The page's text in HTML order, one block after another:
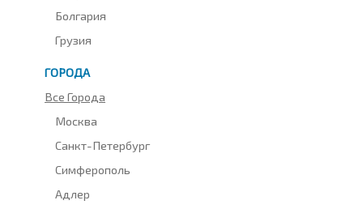
Болгария
Грузия
ГОРОДА
Все Города
Москва
Санкт-Петербург
Симферополь
Адлер